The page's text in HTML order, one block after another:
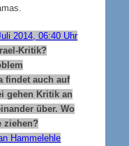
2014, 06:40 Uhr
Kritik?
findet auch auf
gehen Kritik an
über. Wo
ziehen?
Hammelehle